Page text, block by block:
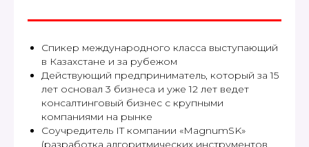
Спикер международного класса выступающий
в Казахстане и за рубежом
Действующий предприниматель, который за 15
лет основал 3 бизнеса и уже 12 лет ведет
консалтинговый бизнес с крупными
компаниями на рынке
Соучредитель IT компании «MagnumSK»
(разработка алгоритмических инструментов